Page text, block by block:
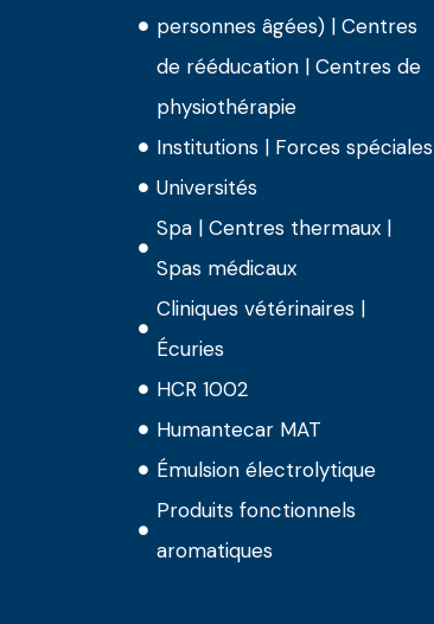
personnes âgées) | Centres
de rééducation | Centres de
physiothérapie
Institutions | Forces spéciales
Universités
Spa | Centres thermaux |
Spas médicaux
Cliniques vétérinaires |
Écuries
HCR 1002
Humantecar MAT
Émulsion électrolytique
Produits fonctionnels
aromatiques